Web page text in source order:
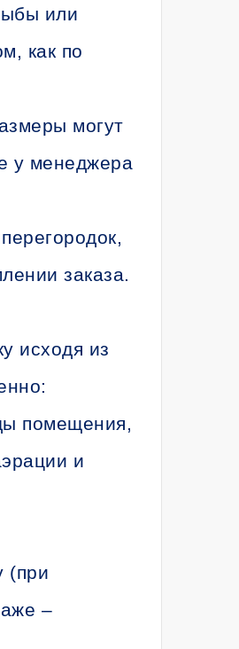
или
как по
могут
у менеджера
заказа.
исходя из
помещения,
и
(при
–